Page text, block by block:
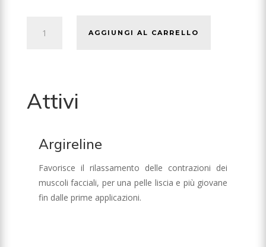
quantità
AGGIUNGI AL CARRELLO
Attivi
Argireline
Favorisce il rilassamento delle contrazioni dei
muscoli facciali, per una pelle liscia e più giovane
fin dalle prime applicazioni.